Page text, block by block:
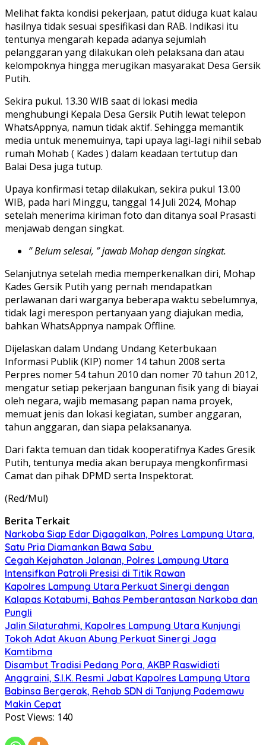
Melihat fakta kondisi pekerjaan, patut diduga kuat kalau
hasilnya tidak sesuai spesifikasi dan RAB. Indikasi itu
tentunya mengarah kepada adanya sejumlah
pelanggaran yang dilakukan oleh pelaksana dan atau
kelompoknya hingga merugikan masyarakat Desa Gersik
Putih.
Sekira pukul. 13.30 WIB saat di lokasi media
menghubungi Kepala Desa Gersik Putih lewat telepon
WhatsAppnya, namun tidak aktif. Sehingga memantik
media untuk menemuinya, tapi upaya lagi-lagi nihil sebab
rumah Mohab ( Kades ) dalam keadaan tertutup dan
Balai Desa juga tutup.
Upaya konfirmasi tetap dilakukan, sekira pukul 13.00
WIB, pada hari Minggu, tanggal 14 Juli 2024, Mohap
setelah menerima kiriman foto dan ditanya soal Prasasti
menjawab dengan singkat.
” Belum selesai, ” jawab Mohap dengan singkat.
Selanjutnya setelah media memperkenalkan diri, Mohap
Kades Gersik Putih yang pernah mendapatkan
perlawanan dari warganya beberapa waktu sebelumnya,
tidak lagi merespon pertanyaan yang diajukan media,
bahkan WhatsAppnya nampak Offline.
Dijelaskan dalam Undang Undang Keterbukaan
Informasi Publik (KIP) nomer 14 tahun 2008 serta
Perpres nomer 54 tahun 2010 dan nomer 70 tahun 2012,
mengatur setiap pekerjaan bangunan fisik yang di biayai
oleh negara, wajib memasang papan nama proyek,
memuat jenis dan lokasi kegiatan, sumber anggaran,
tahun anggaran, dan siapa pelaksananya.
Dari fakta temuan dan tidak kooperatifnya Kades Gresik
Putih, tentunya media akan berupaya mengkonfirmasi
Camat dan pihak DPMD serta Inspektorat.
(Red/Mul)
Berita Terkait
Narkoba Siap Edar Digagalkan, Polres Lampung Utara,
Satu Pria Diamankan Bawa Sabu
Cegah Kejahatan Jalanan, Polres Lampung Utara
Intensifkan Patroli Presisi di Titik Rawan
Kapolres Lampung Utara Perkuat Sinergi dengan
Kalapas Kotabumi, Bahas Pemberantasan Narkoba dan
Pungli
Jalin Silaturahmi, Kapolres Lampung Utara Kunjungi
Tokoh Adat Akuan Abung Perkuat Sinergi Jaga
Kamtibma
Disambut Tradisi Pedang Pora, AKBP Raswidiati
Anggraini, S.I.K. Resmi Jabat Kapolres Lampung Utara
Babinsa Bergerak, Rehab SDN di Tanjung Pademawu
Makin Cepat
Post Views: 140